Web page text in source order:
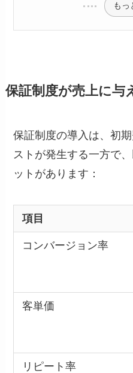
もっ
保証制度が売上に与
保証制度の導入は、初
ストが発生する一方で
ットがあります：
項目
コンバージョン率
客単価
リピート率